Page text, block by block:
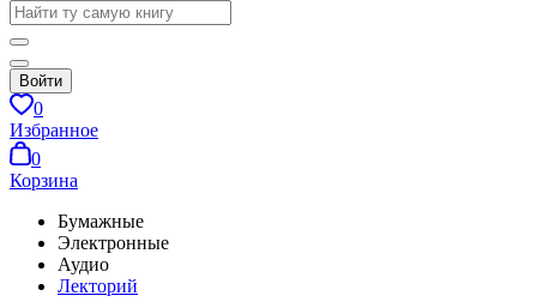
Войти
0
Избранное
0
Корзина
Бумажные
Электронные
Аудио
Лекторий